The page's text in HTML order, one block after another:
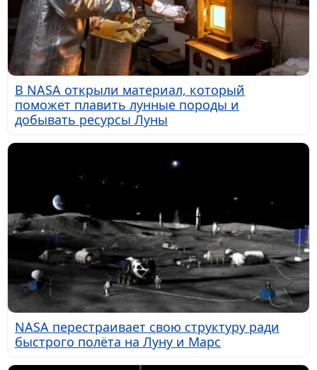
В NASA открыли материал, который
поможет плавить лунные породы и
добывать ресурсы Луны
NASA перестраивает свою структуру ради
быстрого полёта на Луну и Марс